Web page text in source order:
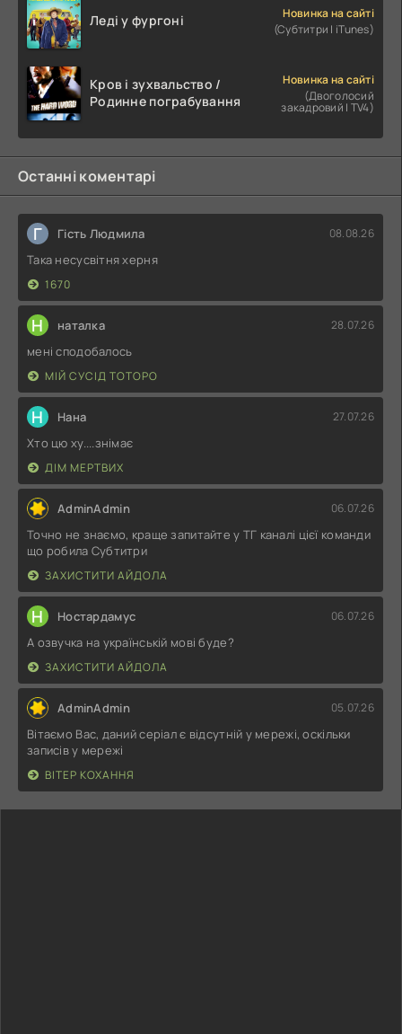
Леді у фургоні
Новинка на сайті
(Субтитри | iTunes)
Кров і зухвальство /
Родинне пограбування
Новинка на сайті
(Двоголосий
закадровий | TV4)
Останні коментарі
Г Гість Людмила 08.08.26
Така несусвітня херня
1670
Н наталка 28.07.26
мені сподобалось
МІЙ СУСІД ТОТОРО
Н Нана 27.07.26
Хто цю ху....знімає
ДІМ МЕРТВИХ
AdminAdmin 06.07.26
Точно не знаємо, краще запитайте у ТГ каналі цієї команди
що робила Субтитри
ЗАХИСТИТИ АЙДОЛА
Н Ностардамус 06.07.26
А озвучка на українській мові буде?
ЗАХИСТИТИ АЙДОЛА
AdminAdmin 05.07.26
Вітаємо Вас, даний серіал є відсутній у мережі, оскільки
записів у мережі
ВІТЕР КОХАННЯ